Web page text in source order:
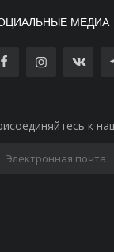
МЕДИА
к